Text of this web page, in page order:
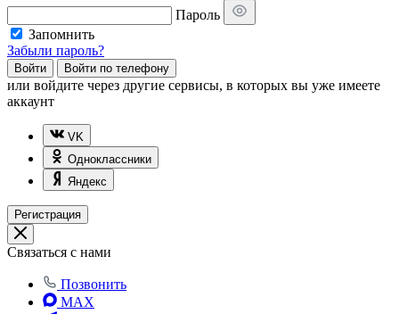
Пароль
Запомнить
Забыли пароль?
Войти Войти по телефону
или войдите через другие сервисы, в которых вы уже имеете
аккаунт
VK
Одноклассники
Яндекс
Регистрация
Связаться с нами
Позвонить
MAX